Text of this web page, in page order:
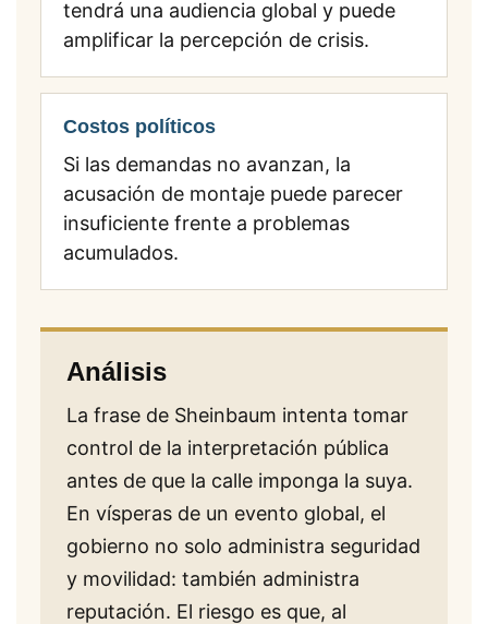
tendrá una audiencia global y puede
amplificar la percepción de crisis.
Costos políticos
Si las demandas no avanzan, la
acusación de montaje puede parecer
insuficiente frente a problemas
acumulados.
Análisis
La frase de Sheinbaum intenta tomar
control de la interpretación pública
antes de que la calle imponga la suya.
En vísperas de un evento global, el
gobierno no solo administra seguridad
y movilidad: también administra
reputación. El riesgo es que, al